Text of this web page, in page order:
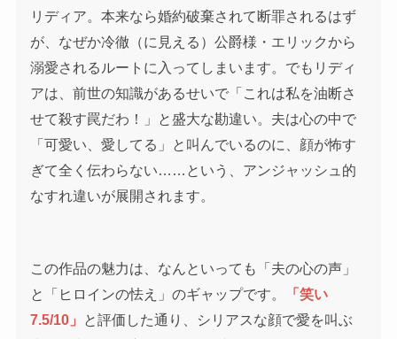
リディア。本来なら婚約破棄されて断罪されるはず
が、なぜか冷徹（に見える）公爵様・エリックから
溺愛されるルートに入ってしまいます。でもリディ
アは、前世の知識があるせいで「これは私を油断さ
せて殺す罠だわ！」と盛大な勘違い。夫は心の中で
「可愛い、愛してる」と叫んでいるのに、顔が怖す
ぎて全く伝わらない……という、アンジャッシュ的
なすれ違いが展開されます。
この作品の魅力は、なんといっても「夫の心の声」
と「ヒロインの怯え」のギャップです。
「笑い
7.5/10」
と評価した通り、シリアスな顔で愛を叫ぶ